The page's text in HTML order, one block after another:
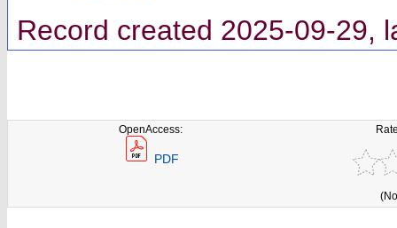
Record created 2025-09-29,
OpenAccess:
PDF